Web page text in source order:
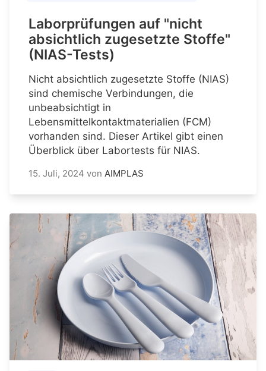
Laborprüfungen auf "nicht
absichtlich zugesetzte Stoffe"
(NIAS-Tests)
Nicht absichtlich zugesetzte Stoffe (NIAS)
sind chemische Verbindungen, die
unbeabsichtigt in
Lebensmittelkontaktmaterialien (FCM)
vorhanden sind. Dieser Artikel gibt einen
Überblick über Labortests für NIAS.
15. Juli, 2024 von AIMPLAS